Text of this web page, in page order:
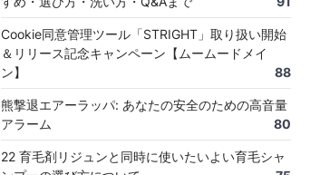
Cookie同意管理ツール「STRIGHT」取り扱い開始
＆リリース記念キャンペーン【ムームードメイ
ン】
88
熊撃退エアーラッパ: あなたの安全のための高音量
アラーム
80
22 育毛剤リジュンと同時に使いたいよい育毛シャ